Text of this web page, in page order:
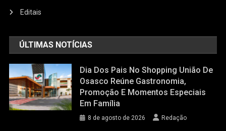
Editais
ÚLTIMAS NOTÍCIAS
Dia Dos Pais No Shopping União De
Osasco Reúne Gastronomia,
Promoção E Momentos Especiais
Em Família
8 de agosto de 2026 Redação